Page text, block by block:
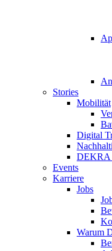
Stories
Mobilität
Digital
DEKRA
Events
Karriere
Jobs
Warum